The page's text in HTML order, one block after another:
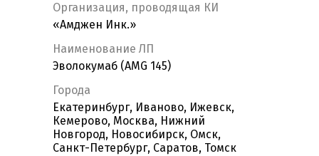
Организация, проводящая КИ
«Амджен Инк.»
Наименование ЛП
Эволокумаб (AMG 145)
Города
Екатеринбург, Иваново, Ижевск,
Кемерово, Москва, Нижний
Новгород, Новосибирск, Омск,
Санкт-Петербург, Саратов, Томск